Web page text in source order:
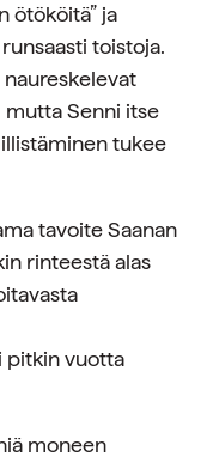
ötököitä” ja
toistoja.
Senni itse
tukee
tavoite Saanan
rinteestä alas
pitkin vuotta
moneen